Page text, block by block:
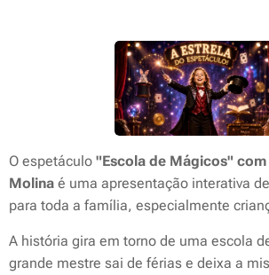
O espetáculo "Escola de Mágicos" com
Molina é uma apresentação interativa
para toda a família, especialmente
A história gira em torno de uma escola
grande mestre sai de férias e deixa a